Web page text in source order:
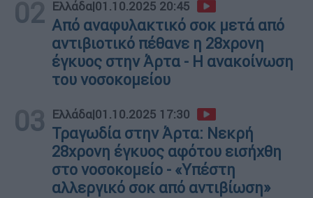
02 Ελλάδα|01.10.2025 20:45
Από αναφυλακτικό σοκ μετά από
αντιβιοτικό πέθανε η 28χρονη
έγκυος στην Άρτα - Η ανακοίνωση
του νοσοκομείου
03 Ελλάδα|01.10.2025 17:30
Τραγωδία στην Άρτα: Νεκρή
28χρονη έγκυος αφότου εισήχθη
στο νοσοκομείο - «Υπέστη
αλλεργικό σοκ από αντιβίωση»